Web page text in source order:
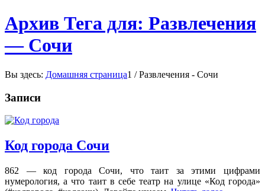
Архив Тега для: Развлечения
— Сочи
Вы здесь: Домашняя страница1 / Развлечения - Сочи
Записи
Код города Сочи
862 — код города Сочи, что таит за этими цифрами
нумерология, а что таит в себе театр на улице «Код города»